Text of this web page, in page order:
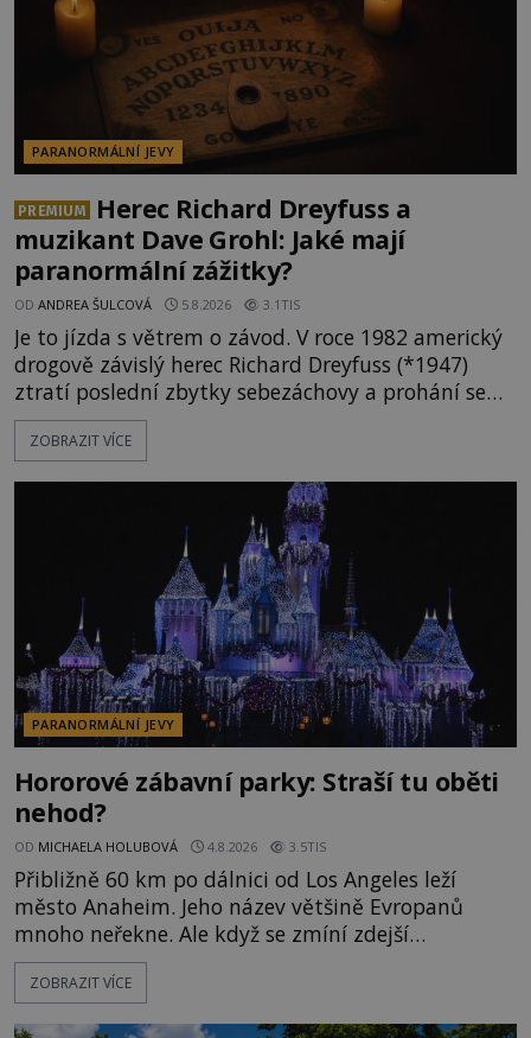
PARANORMÁLNÍ JEVY
PREMIUM
Herec Richard Dreyfuss a
muzikant Dave Grohl: Jaké mají
paranormální zážitky?
OD ANDREA ŠULCOVÁ 5.8.2026 3.1TIS
Je to jízda s větrem o závod. V roce 1982 americký
drogově závislý herec Richard Dreyfuss (*1947)
ztratí poslední zbytky sebezáchovy a prohání se
po silnicích ve svém mercedesu jako utržený ze
řetězu. Vše vyvrcholí katastrofou, když to Dreyfuss
následně nalezne schovaný kokain. Tímto
momentem se slavnému
ZOBRAZIT VÍCE
PARANORMÁLNÍ JEVY
Hororové zábavní parky: Straší tu oběti
nehod?
OD MICHAELA HOLUBOVÁ 4.8.2026 3.5TIS
Přibližně 60 km po dálnici od Los Angeles leží
město Anaheim. Jeho název většině Evropanů
mnoho neřekne. Ale když se zmíní zdejší
Disneyland, je hned jasno. Zábavní park vyroste na
poklidném místě bývalého sadu pomerančovníků.
ZOBRAZIT VÍCE